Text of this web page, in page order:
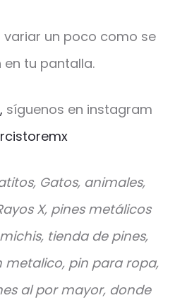
variar un poco como se
tu pantalla.
síguenos en instagram
Gatos, animales,
X, pines metálicos
tienda de pines,
metalico, pin para ropa,
al por mayor, donde